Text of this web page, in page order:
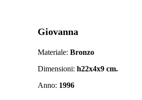
Giovanna
Materiale: Bronzo
Dimensioni: h22x4x9 cm.
Anno: 1996